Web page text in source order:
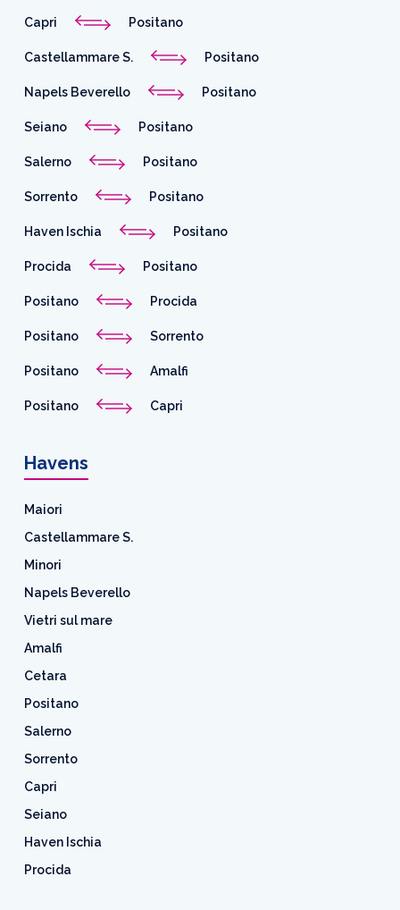
Capri Positano
Castellammare S. Positano
Napels Beverello Positano
Seiano Positano
Salerno Positano
Sorrento Positano
Haven Ischia Positano
Procida Positano
Positano Procida
Positano Sorrento
Positano Amalfi
Positano Capri
Havens
Maiori
Castellammare S.
Minori
Napels Beverello
Vietri sul mare
Amalfi
Cetara
Positano
Salerno
Sorrento
Capri
Seiano
Haven Ischia
Procida